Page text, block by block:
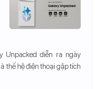
Unpacked diễn ra ngày
thế hệ điện thoại gập tích